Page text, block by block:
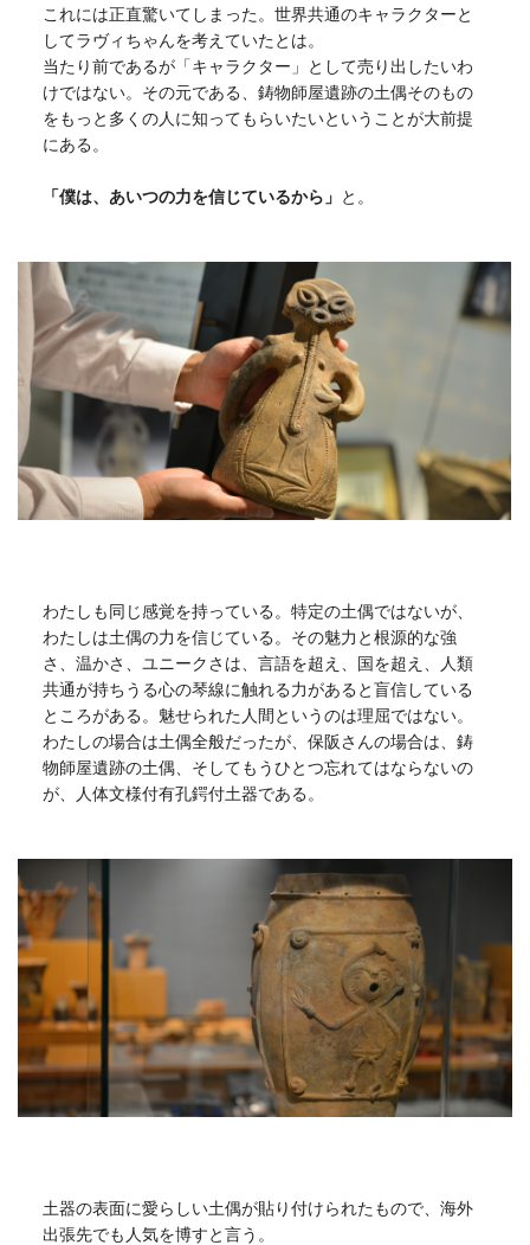
これには正直驚いてしまった。世界共通のキャラクターと
してラヴィちゃんを考えていたとは。
当たり前であるが「キャラクター」として売り出したいわ
けではない。その元である、鋳物師屋遺跡の土偶そのもの
をもっと多くの人に知ってもらいたいということが大前提
にある。
「僕は、あいつの力を信じているから」 と。
わたしも同じ感覚を持っている。特定の土偶ではないが、
わたしは土偶の力を信じている。その魅力と根源的な強
さ、温かさ、ユニークさは、言語を超え、国を超え、人類
共通が持ちうる心の琴線に触れる力があると盲信している
ところがある。魅せられた人間というのは理屈ではない。
わたしの場合は土偶全般だったが、保阪さんの場合は、鋳
物師屋遺跡の土偶、そしてもうひとつ忘れてはならないの
が、人体文様付有孔鍔付土器である。
土器の表面に愛らしい土偶が貼り付けられたもので、海外
出張先でも人気を博すと言う。